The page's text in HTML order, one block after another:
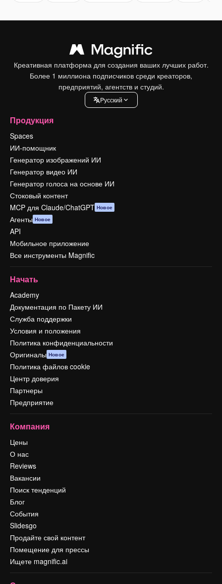
Креативная платформа для создания ваших лучших работ.
Более 1 миллиона подписчиков среди креаторов,
предприятий, агентств и студий.
Pусский
Продукция
Spaces
ИИ-помощник
Генератор изображений ИИ
Генератор видео ИИ
Генератор голоса на основе ИИ
Стоковый контент
MCP для Claude/ChatGPT Новое
Агенты Новое
API
Мобильное приложение
Все инструменты Magnific
Начать
Academy
Документация по Пакету ИИ
Служба поддержки
Условия и положения
Политика конфиденциальности
Оригиналы Новое
Политика файлов cookie
Центр доверия
Партнеры
Предприятие
Компания
Цены
О нас
Reviews
Вакансии
Поиск тенденций
Блог
События
Slidesgo
Продайте свой контент
Помещение для прессы
Ищете magnific.ai